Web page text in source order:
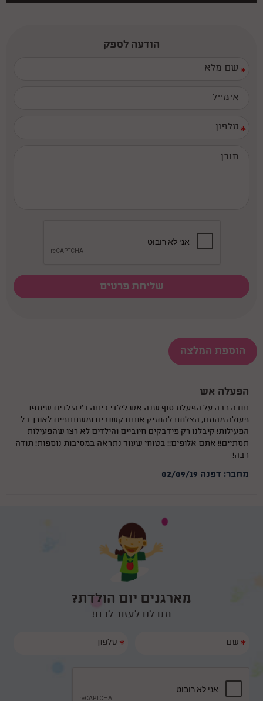
הודעה לספק
*
*
הוספת המלצה
הפעלה אש
תודה רבה על הפעלת סוף שנה אש לילדי כיתה ד`! הילדים שיתפו
פעולה מהמם, הצלחת להחזיק אותם קשובים ומשתתפים לאורך כל
הפעילות! קיבלנו רק פידבקים חיוביים והילדים לא רצו שהפעילות
תסתיים!! אתם אלופים!! בטוחי שעוד נתראה במסיבות נוספות! תודה
רבה!
מחבר: דפנה 02/09/19
מארגנים יום הולדת?
תנו לנו לעזור לכם!
*
*